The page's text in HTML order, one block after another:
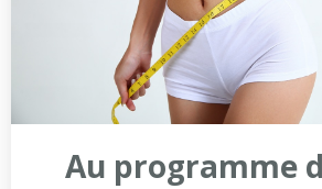
Au programme